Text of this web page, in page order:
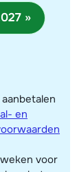
»
en
voor